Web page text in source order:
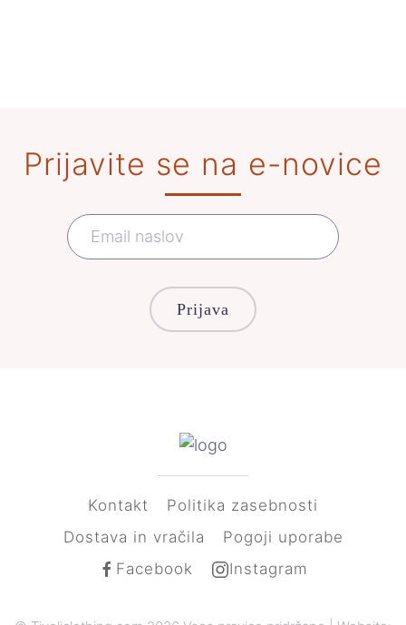
Prijavite se na e-novice
Prijava
Kontakt
Politika zasebnosti
Dostava in vračila
Pogoji uporabe
Facebook
Instagram